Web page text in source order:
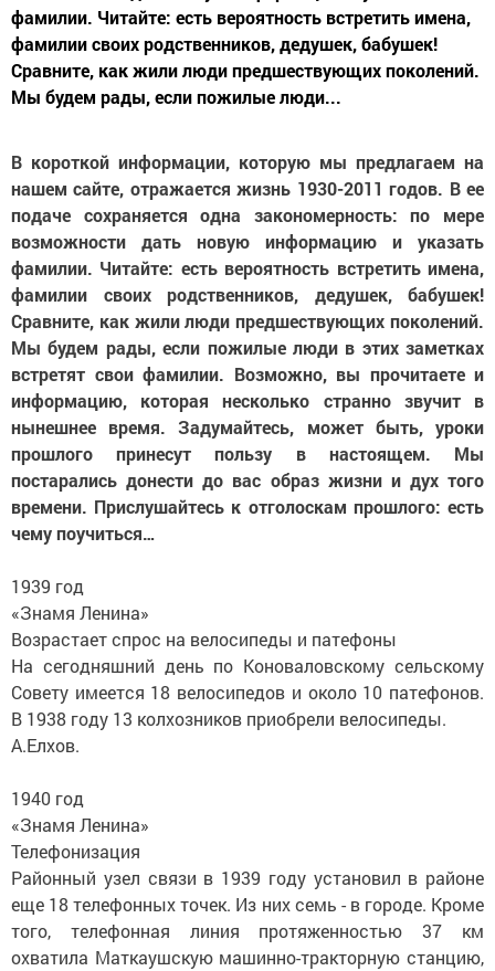
фамилии. Читайте: есть вероятность встретить имена,
фамилии своих родственников, дедушек, бабушек!
Сравните, как жили люди предшествующих поколений.
Мы будем рады, если пожилые люди...
В короткой информации, которую мы предлагаем на
нашем сайте, отражается жизнь 1930-2011 годов. В ее
подаче сохраняется одна закономерность: по мере
возможности дать новую информацию и указать
фамилии. Читайте: есть вероятность встретить имена,
фамилии своих родственников, дедушек, бабушек!
Сравните, как жили люди предшествующих поколений.
Мы будем рады, если пожилые люди в этих заметках
встретят свои фамилии. Возможно, вы прочитаете и
информацию, которая несколько странно звучит в
нынешнее время. Задумайтесь, может быть, уроки
прошлого принесут пользу в настоящем. Мы
постарались донести до вас образ жизни и дух того
времени. Прислушайтесь к отголоскам прошлого: есть
чему поучиться…
1939 год
«Знамя Ленина»
Возрастает спрос на велосипеды и патефоны
На сегодняшний день по Коноваловскому сельскому
Совету имеется 18 велосипедов и около 10 патефонов.
В 1938 году 13 колхозников приобрели велосипеды.
А.Елхов.
1940 год
«Знамя Ленина»
Телефонизация
Районный узел связи в 1939 году установил в районе
еще 18 телефонных точек. Из них семь - в городе. Кроме
того, телефонная линия протяженностью 37 км
охватила Маткаушскую машинно-тракторную станцию,